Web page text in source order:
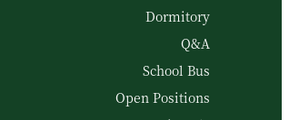
Dormitory
Q&A
School Bus
Open Positions